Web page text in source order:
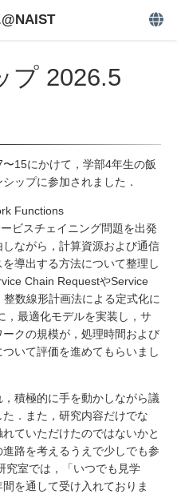
プ 2026.5
15にかけて，学部4年生の飯
ップに参加されました．
Functions
ビスチェイニング問題を出発
ながら，計算資源および通信
導出する方法について整理し
Chain RequestやService
数線形計画法による定式化に
，最適化モデルを実装し，サ
クの規模が，処理時間および
いて評価を進めてもらいまし
積極的に手を動かしながら議
．また，研究内容だけでな
ていただけたのではないかと
路を考えるうえで少しでも参
究室では，「いつでも見学
を通して受け入れておりま